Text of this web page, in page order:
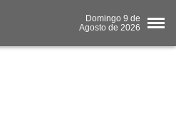
Domingo 9 de
Agosto de 2026